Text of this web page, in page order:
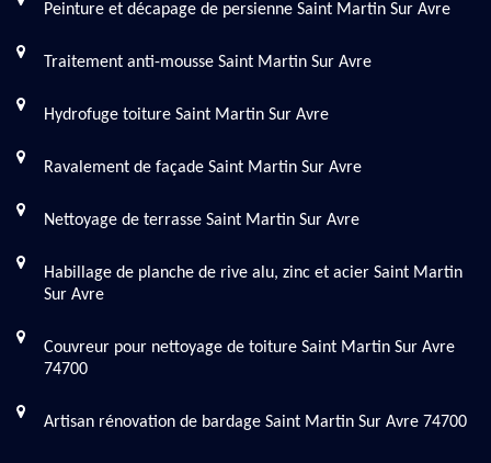
Peinture et décapage de persienne Saint Martin Sur Avre
Traitement anti-mousse Saint Martin Sur Avre
Hydrofuge toiture Saint Martin Sur Avre
Ravalement de façade Saint Martin Sur Avre
Nettoyage de terrasse Saint Martin Sur Avre
Habillage de planche de rive alu, zinc et acier Saint Martin
Sur Avre
Couvreur pour nettoyage de toiture Saint Martin Sur Avre
74700
Artisan rénovation de bardage Saint Martin Sur Avre 74700